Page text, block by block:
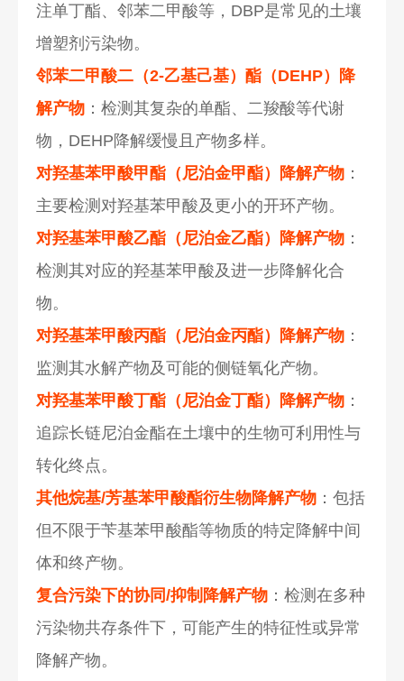
注单丁酯、邻苯二甲酸等，DBP是常见的土壤
增塑剂污染物。
邻苯二甲酸二（2-乙基己基）酯（DEHP）降
解产物 ：检测其复杂的单酯、二羧酸等代谢
物，DEHP降解缓慢且产物多样。
对羟基苯甲酸甲酯（尼泊金甲酯）降解产物 ：
主要检测对羟基苯甲酸及更小的开环产物。
对羟基苯甲酸乙酯（尼泊金乙酯）降解产物 ：
检测其对应的羟基苯甲酸及进一步降解化合
物。
对羟基苯甲酸丙酯（尼泊金丙酯）降解产物 ：
监测其水解产物及可能的侧链氧化产物。
对羟基苯甲酸丁酯（尼泊金丁酯）降解产物 ：
追踪长链尼泊金酯在土壤中的生物可利用性与
转化终点。
其他烷基/芳基苯甲酸酯衍生物降解产物 ：包括
但不限于苄基苯甲酸酯等物质的特定降解中间
体和终产物。
复合污染下的协同/抑制降解产物 ：检测在多种
污染物共存条件下，可能产生的特征性或异常
降解产物。